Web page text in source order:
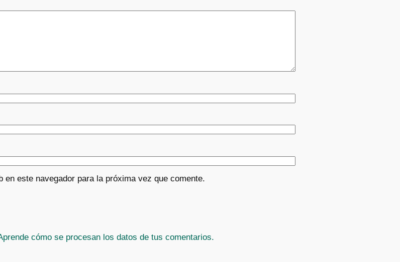
este navegador para la próxima vez que comente.
cómo se procesan los datos de tus comentarios.